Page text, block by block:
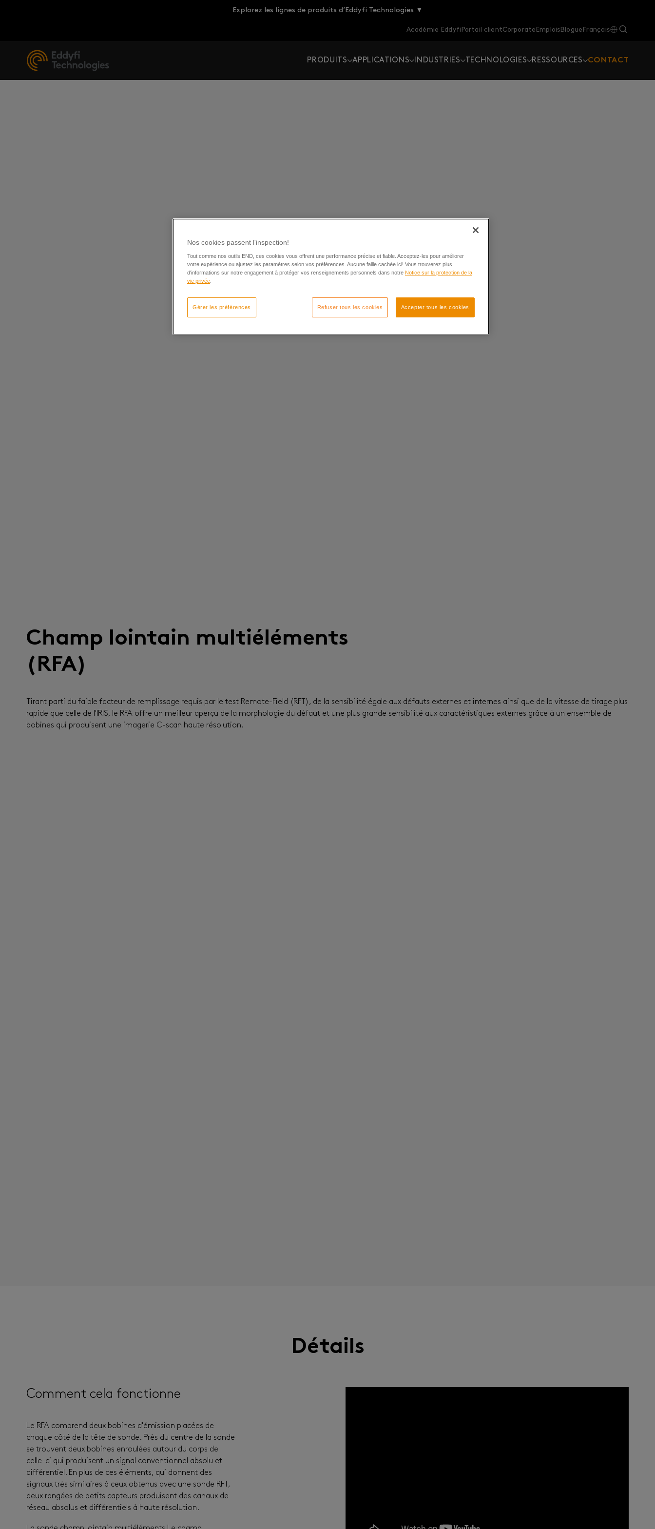
Explorez les lignes de produits d’Eddyfi Technologies ▼
Académie Eddyfi Portail clientCorporate EmploisBlogue Français
PRODUITS APPLICATIONS INDUSTRIES TECHNOLOGIES RESSOURCES CONTACT
Champ lointain multiéléments
(RFA)
Tirant parti du faible facteur de remplissage requis par le test Remote-Field (RFT), de la sensibilité égale aux défauts externes et internes ainsi que de la vitesse de tirage plus
rapide que celle de l'IRIS, le RFA offre un meilleur aperçu de la morphologie du défaut et une plus grande sensibilité aux caractéristiques externes grâce à un ensemble de
bobines qui produisent une imagerie C-scan haute résolution.
Détails
Comment cela fonctionne
Le RFA comprend deux bobines d'émission placées de
chaque côté de la tête de sonde. Près du centre de la sonde
se trouvent deux bobines enroulées autour du corps de
celle-ci qui produisent un signal conventionnel absolu et
différentiel. En plus de ces éléments, qui donnent des
signaux très similaires à ceux obtenus avec une sonde RFT,
deux rangées de petits capteurs produisent des canaux de
réseau absolus et différentiels à haute résolution.
Nos cookies passent l'inspection!
Tout comme nos outils END, ces cookies vous offrent une performance précise et fiable. Acceptez-les pour améliorer
votre expérience ou ajustez les paramètres selon vos préférences. Aucune faille cachée ici! Vous trouverez plus
d'informations sur notre engagement à protéger vos renseignements personnels dans notre Notice sur la protection de la
vie privée
Gérer les préférences Refuser tous les cookies Accepter tous les cookies